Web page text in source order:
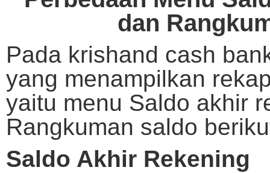
dan
Pada krishand cash
yang menampilkan
yaitu menu Saldo akhir
Rangkuman saldo
Saldo Akhir Rekening